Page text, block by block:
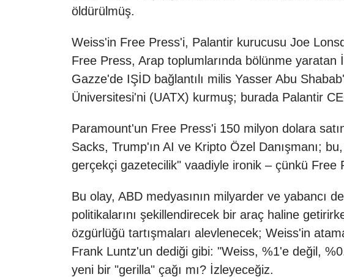
öldürülmüş.
Weiss'in Free Press'i, Palantir kurucusu Joe
Free Press, Arap toplumlarında bölünme
Gazze'de IŞİD bağlantılı milis Yasser Abu
Üniversitesi'ni (UATX) kurmuş; burada Palantir
Paramount'un Free Press'i 150 milyon dolara
Sacks, Trump'ın AI ve Kripto Özel Danışmanı;
gerçekçi gazetecilik" vaadiyle ironik – çünkü Free
Bu olay, ABD medyasının milyarder ve yabancı
politikalarını şekillendirecek bir araç haline
özgürlüğü tartışmaları alevlenecek; Weiss'in
Frank Luntz'un dediği gibi: "Weiss, %1'e değil,
yeni bir "gerilla" çağı mı? İzleyeceğiz.